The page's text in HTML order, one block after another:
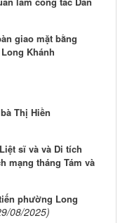
giao mặt bằng
Khánh
Thị Hiền
sĩ và và Di tích
mạng tháng Tám và
phường Long
08/2025)